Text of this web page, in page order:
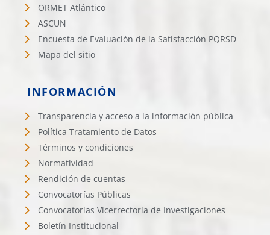
ORMET Atlántico
ASCUN
Encuesta de Evaluación de la Satisfacción PQRSD
Mapa del sitio
INFORMACIÓN
Transparencia y acceso a la información pública
Política Tratamiento de Datos
Términos y condiciones
Normatividad
Rendición de cuentas
Convocatorías Públicas
Convocatorías Vicerrectoría de Investigaciones
Boletín Institucional